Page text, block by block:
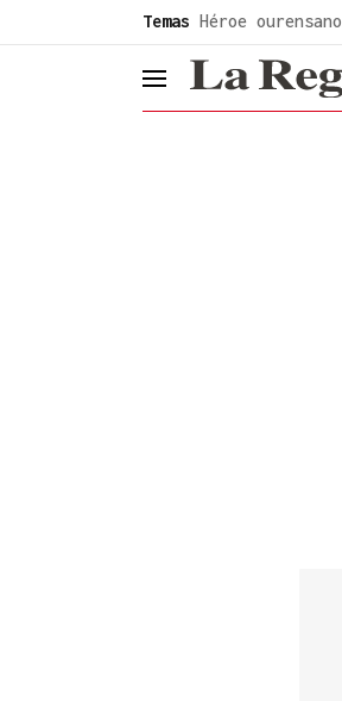
Temas Héroe ourensano
header.menu.open